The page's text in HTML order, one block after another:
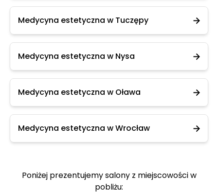
Medycyna estetyczna w Tuczępy
Medycyna estetyczna w Nysa
Medycyna estetyczna w Oława
Medycyna estetyczna w Wrocław
Poniżej prezentujemy salony z miejscowości w
pobliżu: